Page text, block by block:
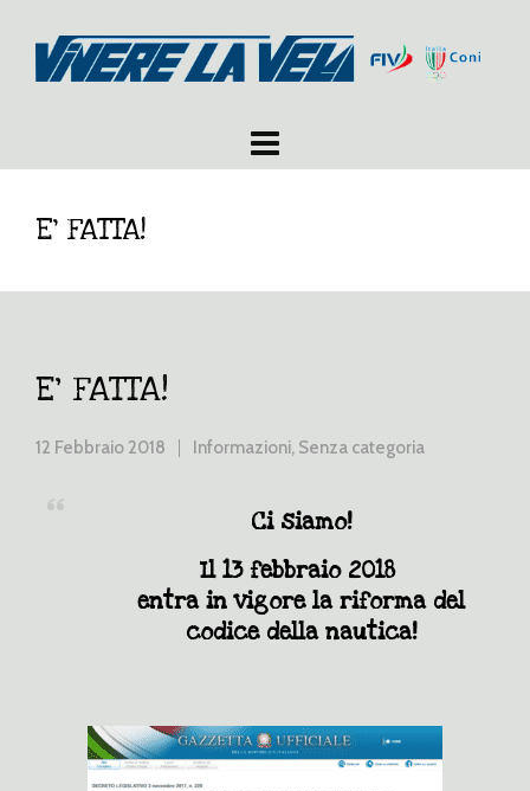
E’ FATTA!
E’ FATTA!
12 Febbraio 2018 Informazioni, Senza categoria
Ci siamo!
Il 13 febbraio 2018
entra in vigore la riforma del
codice della nautica!